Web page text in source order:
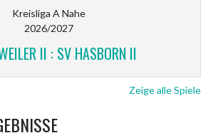
Kreisliga A Nahe
2026/2027
II : SV HASBORN II
Zeige alle Spiele